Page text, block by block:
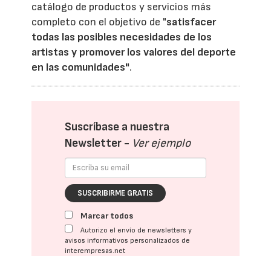
catálogo de productos y servicios más
completo con el objetivo de "satisfacer
todas las posibles necesidades de los
artistas y promover los valores del deporte
en las comunidades".
Suscríbase a nuestra
Newsletter - Ver ejemplo
SUSCRIBIRME GRATIS
Marcar todos
Autorizo el envío de newsletters y
avisos informativos personalizados de
interempresas.net